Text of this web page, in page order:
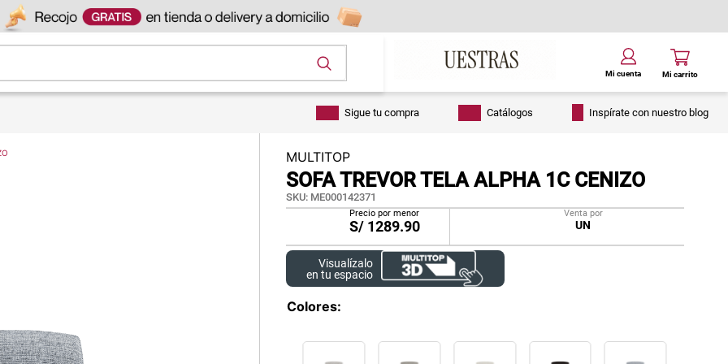
Sigue tu compra Catálogos Inspírate con nuestro blog
MULTITOP
SOFA TREVOR TELA ALPHA 1C CENIZO
SKU: ME000142371
Precio por menor
S/ 1289.90
Venta por
UN
Visualízalo
en tu espacio
Colores